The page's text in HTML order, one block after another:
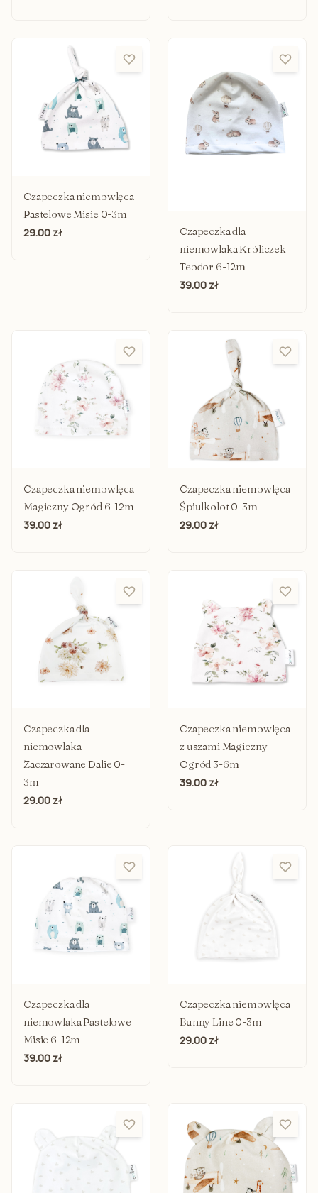
Czapeczka niemowlęca
Pastelowe Misie 0-3m
29.00 zł
Czapeczka dla
niemowlaka Króliczek
Teodor 6-12m
39.00 zł
Czapeczka niemowlęca
Magiczny Ogród 6-12m
39.00 zł
Czapeczka niemowlęca
Śpiulkolot 0-3m
29.00 zł
Czapeczka dla
niemowlaka
Zaczarowane Dalie 0-
3m
29.00 zł
Czapeczka niemowlęca
z uszami Magiczny
Ogród 3-6m
39.00 zł
Czapeczka dla
niemowlaka Pastelowe
Misie 6-12m
39.00 zł
Czapeczka niemowlęca
Bunny Line 0-3m
29.00 zł